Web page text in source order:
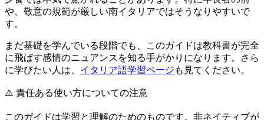
や、敬意の規範が厳しい南イタリアではそうなりやすいで
す。
まだ基礎を学んでいる段階でも、このガイドは教科書が完全
に飛ばす感情のニュアンスを知る手がかりになります。さら
に学びたい人は、 イタリア語学習ページ も見てください。
⚠️ 責任ある使い方についての注意
このガイドは学習と理解のためのものです。非ネイティブが